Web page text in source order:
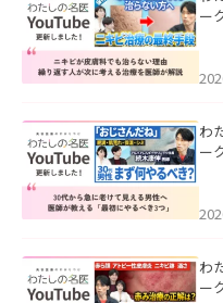
ー
ま
わ
ー
た
わ
ー